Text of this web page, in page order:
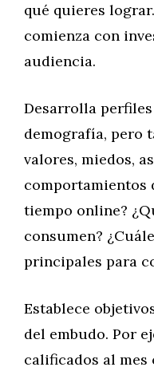
qué quieres
comienza con
audiencia.
Desarrolla
demografía, pero
valores, miedos,
comportamientos
tiempo online?
consumen?
principales para
Establece
del embudo. Por
calificados al mes